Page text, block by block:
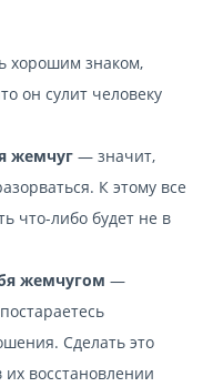
хорошим знаком,
он сулит человеку
жемчуг — значит,
К этому все
что-либо будет не в
жемчугом —
Сделать это
их восстановлении